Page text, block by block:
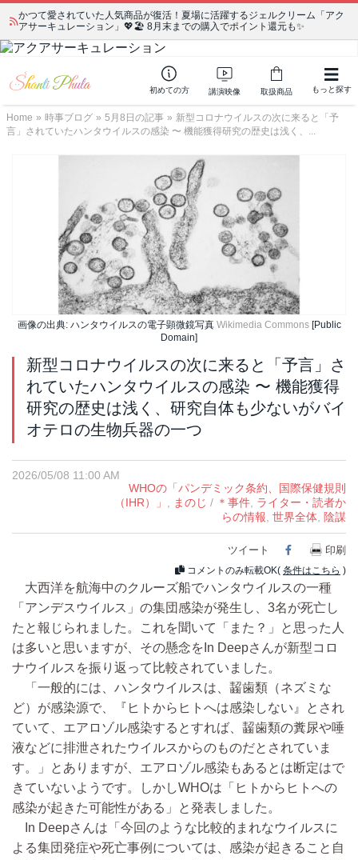
かつて愛されていた人気商品が復活！夏場に活躍するジェルクリーム「アク
アサーキュレーション」💖🏖️ 8月末までの購入でポイント還元も✨
初めての方 講演映像 取扱商品 もっと探す
Home » 時事ブログ » 5月8日の記事 » 新型コロナウイルスの次に来ると「予
言」されていたハンタウイルスの感染 〜 機能獲得研究の歴史は浅く、...
画像の出典: ハンタウイルスの電子顕微鏡写真 Wikimedia Commons[Public
Domain]
新型コロナウイルスの次に来ると「予言」さ
れていたハンタウイルスの感染 〜 機能獲得
研究の歴史は浅く、研究自体も少ないがバイ
オテロの生物兵器の一つ
2026/05/08 11:00 AM
WHOの「パンデミック条約、国際保健規則
（IHR）」 , まのじ / ＊事件, ライター・読者か
らの情報, 世界全体, 陰謀
ツイート Facebook
印刷
コメントのみ転載OK( 条件はこちら )
大西洋を航海中のクルーズ船でハンタウイルスの一種
「アンデスウイルス」の集団感染が発生し、3名が死亡し
たと報じられました。これを聞いて「また？」と思った人
は多いと思いますが、その懸念をIn Deepさんが新型コロ
ナウイルスを振り返って比較されていました。
「一般的には、ハンタウイルスは、齧歯類（ネズミな
ど）が感染源で、『ヒトからヒトへは感染しない』とされ
ていて、エアロゾル感染するとすれば、齧歯類の糞尿や唾
液などに排泄されたウイルスからのものだとされていま
す。」とありますが、エアロゾル感染もあるとは断定はで
きていないようです。しかしWHOは「ヒトからヒトへの
感染が起きた可能性がある」と発表しました。
In Deepさんは「今回のような比較的まれなウイルスに
よる集団発症や死亡事例については、感染が起きること自